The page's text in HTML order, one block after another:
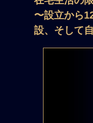
〜設立から
設、そして